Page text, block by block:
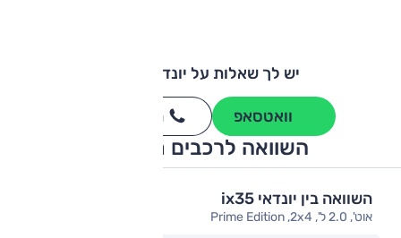
יש לך שאלות על יונדאי ix35?
וואטסאפ חייגו
השוואה לרכבים מתחרים
השוואה בין יונדאי ix35
אוט', 2.0 ל', Prime Edition ,2x4